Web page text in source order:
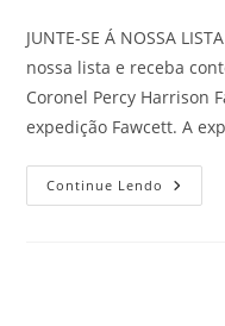
post:
JUNTE-SE Á NOSSA
nossa lista e receba
Coronel Percy Harrison
expedição Fawcett. A
Continue Lendo Coronel
Percy